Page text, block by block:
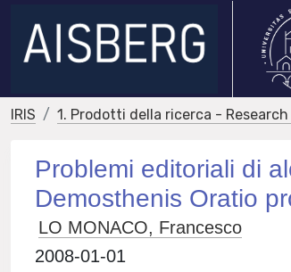
IRIS 1. Prodotti della ricerca -
Problemi editoriali di
Demosthenis Oratio
LO MONACO, Francesco
2008-01-01